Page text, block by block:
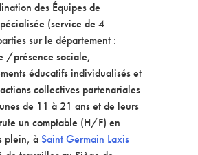
des Équipes de
(service de 4
sur le département :
/présence sociale,
éducatifs individualisés et
collectives partenariales
de 11 à 21 ans et de leurs
un comptable (H/F) en
plein, àSaint Germain Laxis